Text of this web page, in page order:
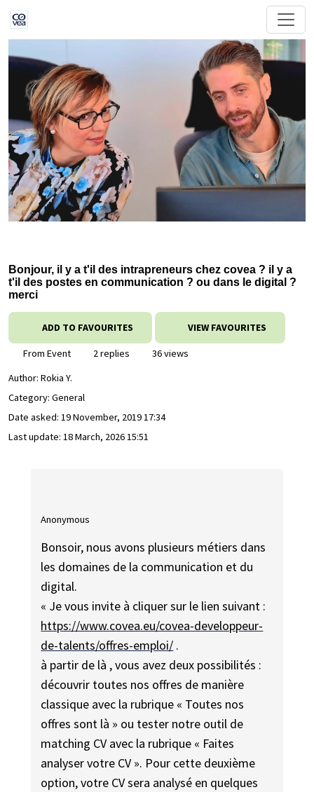
Bonjour, il y a t'il des intrapreneurs chez covea ? il y a
t'il des postes en communication ? ou dans le digital ?
merci
ADD TO FAVOURITES VIEW FAVOURITES
From Event 2 replies
36 views
Author: Rokia Y.
Category: General
Date asked: 19 November, 2019 17:34
Last update: 18 March, 2026 15:51
Anonymous
Bonsoir, nous avons plusieurs métiers dans
les domaines de la communication et du
digital.
« Je vous invite à cliquer sur le lien suivant :
https://www.covea.eu/covea-developpeur-
de-talents/offres-emploi/ .
à partir de là , vous avez deux possibilités :
découvrir toutes nos offres de manière
classique avec la rubrique « Toutes nos
offres sont là » ou tester notre outil de
matching CV avec la rubrique « Faites
analyser votre CV ». Pour cette deuxième
option, votre CV sera analysé en quelques